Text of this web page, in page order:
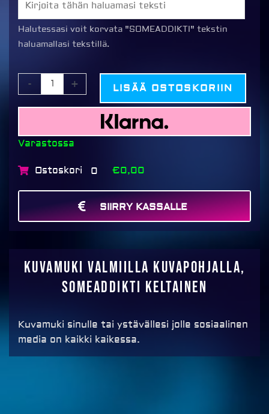
Halutessasi voit korvata "SOMEADDIKTI" tekstin
haluamallasi tekstillä.
-
kuvapohjalla,
SOMEADDIKTI
keltainen
+ LISÄÄ OSTOSKORIIN
Varastossa
Ostoskori 0 €0,00
SIIRRY KASSALLE
Kuvamuki valmiilla kuvapohjalla,
SOMEADDIKTI keltainen
Kuvamuki sinulle tai ystävällesi jolle sosiaalinen
media on kaikki kaikessa.